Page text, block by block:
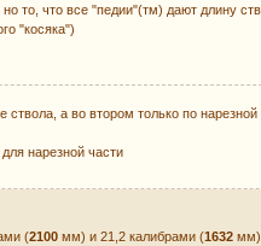
то, что все "педии"(тм) дают длину
"косяка")
а во втором только по нарезной
нарезной части
(2100 мм) и 21,2 калибрами (1632 мм).